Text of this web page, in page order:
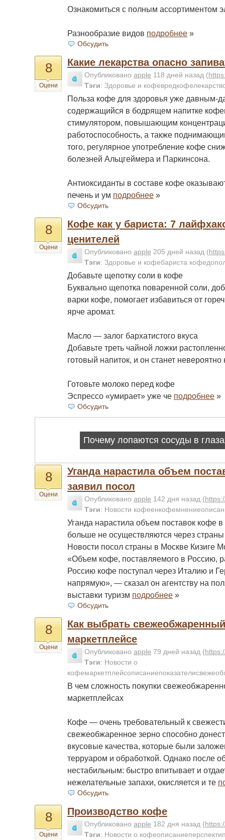
Ознакомиться с полным ассортиментом
Разнообразие видов подробнее »
Обсудить
8
Оцени
Какие лекарства опасно
Опубликовано apple 118 дней назад (
Тэги: Здоровье и
Польза кофе для здоровья уже давным-
содержащийся в бодрящем напитке
стимулятором, повышающим
работоспособность, а также
того, регулярное употребление кофе
болезней Альцгеймера и Паркинсона.
Антиоксиданты в составе кофе
печень и ум подробнее »
Обсудить
8
Оцени
Кофе как у бариста: 7
ценителей
Опубликовано apple 205 дней назад (
Тэги: Здоровье и кофебариста
Добавьте щепотку соли в кофе
Буквально щепотка поваренной соли,
варки кофе, помогает избавиться от
ярче аромат.
Масло — залог бархатистого вкуса
Добавьте треть чайной ложки
готовый напиток, и он станет
Готовьте молоко перед кофе
Эспрессо «умирает» уже че подробнее »
Обсудить
8
Оцени
Уганда нарастила объем
заявил посол
Опубликовано apple 142 дня назад (
Тэги: Новости
Уганда нарастила объем поставок кофе
больше не осуществляются через
Новости посол страны в Москве Кизиге
«Объем кофе, поставляемого в Россию,
Россию кофе поступал через Италию и
напрямую», — сказал он агентству на
выставки туризм подробнее »
Обсудить
8
Оцени
Как выбрать
маркетплейсе
Опубликовано apple 79 дней назад (
Тэги: Новости о
В чем сложность покупки
маркетплейсах
Кофе — очень требовательный к
свежеобжаренное зерно способно
вкусовые качества, которые были
терруаром и обработкой. Однако после
нестабильным: быстро впитывает и
нежелательные запахи, окисляется и те
Обсудить
8
Оцени
Производство кофе
Опубликовано apple 182 дня назад (
Тэги: Новости о